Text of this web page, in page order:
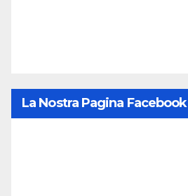
La Nostra Pagina Facebook